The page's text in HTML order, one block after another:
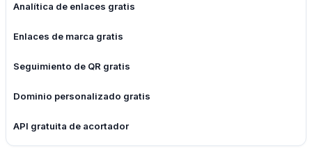
Analítica de enlaces gratis
Enlaces de marca gratis
Seguimiento de QR gratis
Dominio personalizado gratis
API gratuita de acortador